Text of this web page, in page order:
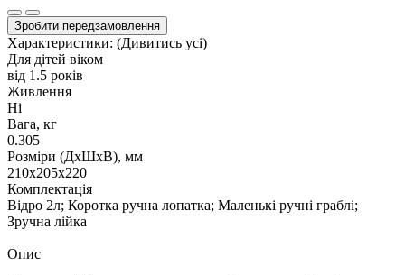
Зробити передзамовлення
Характеристики: (Дивитись усі)
Для дітей віком
від 1.5 років
Живлення
Ні
Вага, кг
0.305
Розміри (ДxШxВ), мм
210х205х220
Комплектація
Відро 2л; Коротка ручна лопатка; Маленькі ручні граблі;
Зручна лійка
Опис